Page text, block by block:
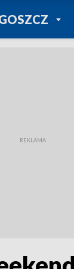
POWRÓT
TVP